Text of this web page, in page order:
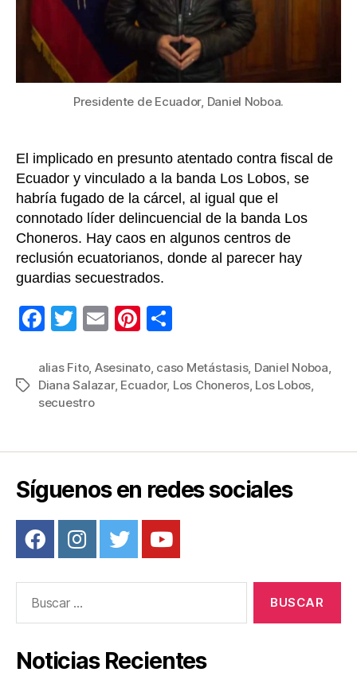
Presidente de Ecuador, Daniel Noboa.
El implicado en presunto atentado contra fiscal de
Ecuador y vinculado a la banda Los Lobos, se
habría fugado de la cárcel, al igual que el
connotado líder delincuencial de la banda Los
Choneros. Hay caos en algunos centros de
reclusión ecuatorianos, donde al parecer hay
guardias secuestrados.
F
c
e
o
k
T
tt
er
E
ail
Pi
er
e
m
p
tir
Etiquetas
alias Fito, Asesinato, caso Metástasis, Daniel Noboa,
Diana Salazar, Ecuador, Los Choneros, Los Lobos,
secuestro
Síguenos en redes sociales
Noticias Recientes